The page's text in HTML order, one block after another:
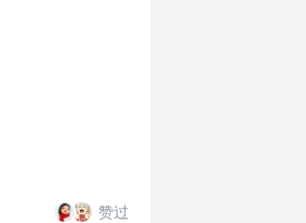
赞过